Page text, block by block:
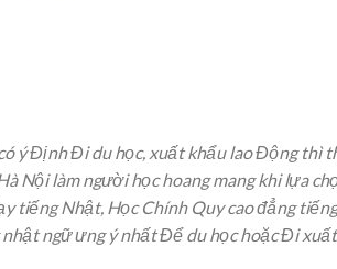
ý Định Đi du học, xuất khẩu lao Động thì
Nội làm người học hoang mang khi lựa
tiếng Nhật, Học Chính Quy cao đẳng tiếng
ngữ ưng ý nhất Để du học hoặc Đi xuất